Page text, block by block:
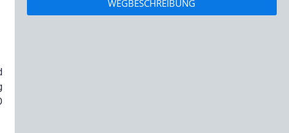
WEGBESCHREIBUNG